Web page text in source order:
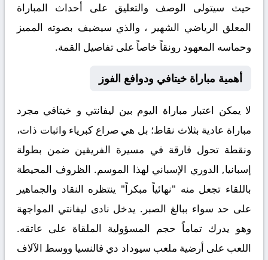
حيث سيتولى الوصف والتعليق على أحداث المباراة
المعلق الرياضي الشهير ، والذي سيضيف بصوته المميز
وحماسه المعهود رونقاً خاصاً على تفاصيل القمة.
أهمية مباراة خيتافي ودوافع الفوز
لا يمكن اعتبار مباراة اليوم بين ليفانتي و خيتافي مجرد
مباراة عادية بثلاث نقاط؛ بل هي صراع كبرياء واثبات ذات،
ونقطة تحول فارقة في مسيرة الفريقين ضمن بطولة
إسبانيا, الدوري الإسباني لهذا الموسم. الظروف المحيطة
باللقاء تجعل منه "نهائياً مبكراً" ينتظره النقاد والجماهير
على حد سواء ببالغ الصبر. يدخل نادى ليفانتي المواجهة
وهو يدرك تماماً حجم المسؤولية الملقاة على عاتقه.
اللعب على أرضية ملعب سيوداد دي فالنسيا ووسط الآلاف